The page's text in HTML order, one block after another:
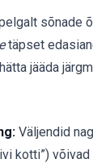
sõnade
täpset
jääda
Väljendid
kotti”)